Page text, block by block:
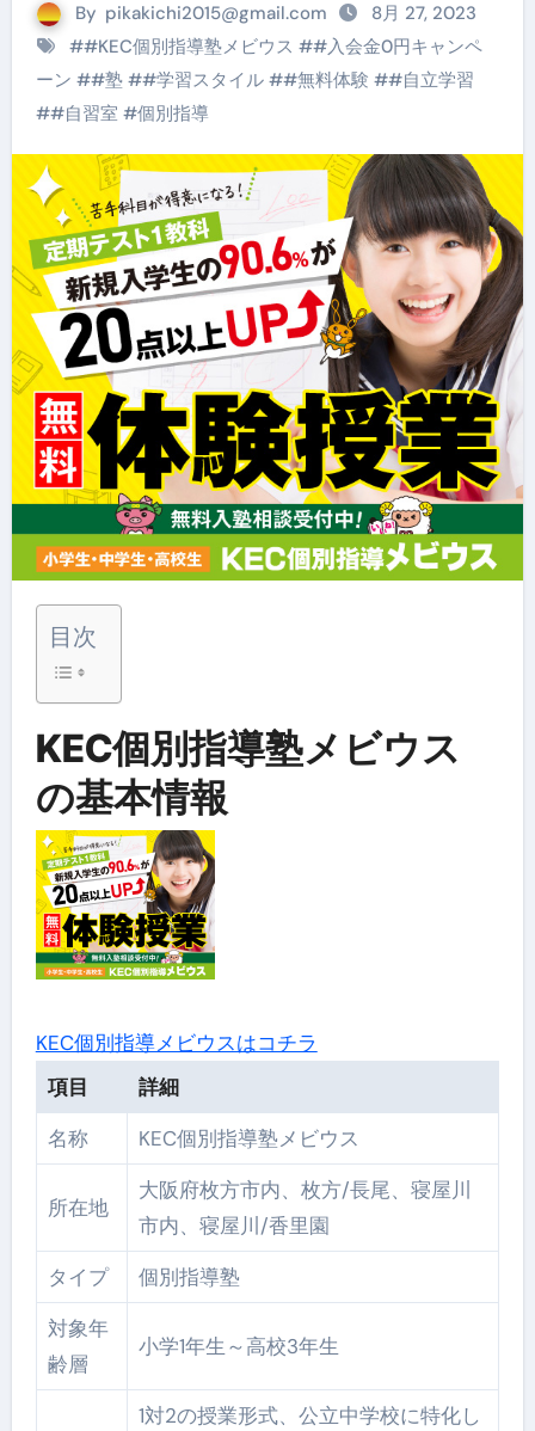
By pikakichi2015@gmail.com
8月 27, 2023
##KEC個別指導塾メビウス ##入会金0円キャンペ
ーン ##塾##学習スタイル##無料体験 ##自立学習
##自習室#個別指導
目次
KEC個別指導塾メビウス
の基本情報
KEC個別指導メビウスはコチラ
項目
詳細
名称
KEC個別指導塾メビウス
所在地
大阪府枚方市内、枚方/長尾、寝屋川
市内、寝屋川/香里園
タイプ
個別指導塾
対象年
齢層
小学1年生～高校3年生
1対2の授業形式、公立中学校に特化し